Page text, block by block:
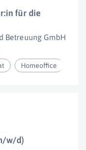
für die
Betreuung GmbH
Homeoffice
w/d)